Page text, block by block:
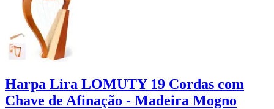
Harpa Lira LOMUTY 19 Cordas com
Chave de Afinação - Madeira Mogno